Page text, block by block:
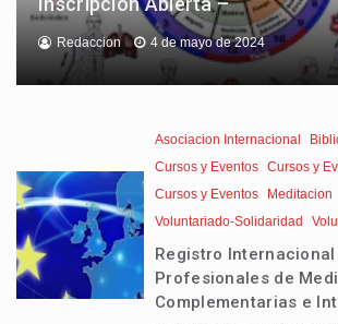
Redaccion 4 de mayo de 2024
Asociacion Internacional
Cursos y Eventos Cursos y
Cursos y Eventos
Meditacion
Voluntariado-Solidaridad
Registro Internacional
Profesionales de
Complementarias e